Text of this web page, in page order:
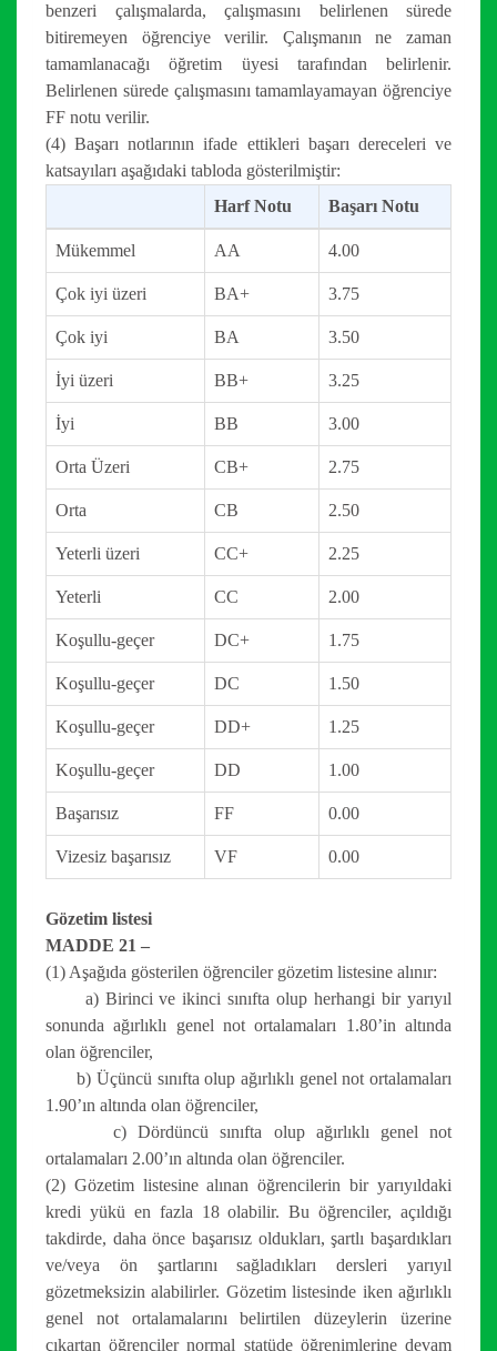
benzeri çalışmalarda, çalışmasını belirlenen sürede
bitiremeyen öğrenciye verilir. Çalışmanın ne zaman
tamamlanacağı öğretim üyesi tarafından belirlenir.
Belirlenen sürede çalışmasını tamamlayamayan öğrenciye
FF notu verilir.
(4) Başarı notlarının ifade ettikleri başarı dereceleri ve
katsayıları aşağıdaki tabloda gösterilmiştir:
Harf Notu
Başarı Notu
Mükemmel AA 4.00
Çok iyi üzeri BA+ 3.75
Çok iyi BA 3.50
İyi üzeri BB+ 3.25
İyi BB 3.00
Orta Üzeri CB+ 2.75
Orta CB 2.50
Yeterli üzeri CC+ 2.25
Yeterli CC 2.00
Koşullu-geçer DC+ 1.75
Koşullu-geçer DC 1.50
Koşullu-geçer DD+ 1.25
Koşullu-geçer DD 1.00
Başarısız FF 0.00
Vizesiz başarısız VF 0.00
Gözetim listesi
MADDE 21 –
(1) Aşağıda gösterilen öğrenciler gözetim listesine alınır:
a) Birinci ve ikinci sınıfta olup herhangi bir yarıyıl
sonunda ağırlıklı genel not ortalamaları 1.80’in altında
olan öğrenciler,
b) Üçüncü sınıfta olup ağırlıklı genel not ortalamaları
1.90’ın altında olan öğrenciler,
c) Dördüncü sınıfta olup ağırlıklı genel not
ortalamaları 2.00’ın altında olan öğrenciler.
(2) Gözetim listesine alınan öğrencilerin bir yarıyıldaki
kredi yükü en fazla 18 olabilir. Bu öğrenciler, açıldığı
takdirde, daha önce başarısız oldukları, şartlı başardıkları
ve/veya ön şartlarını sağladıkları dersleri yarıyıl
gözetmeksizin alabilirler. Gözetim listesinde iken ağırlıklı
genel not ortalamalarını belirtilen düzeylerin üzerine
çıkartan öğrenciler normal statüde öğrenimlerine devam